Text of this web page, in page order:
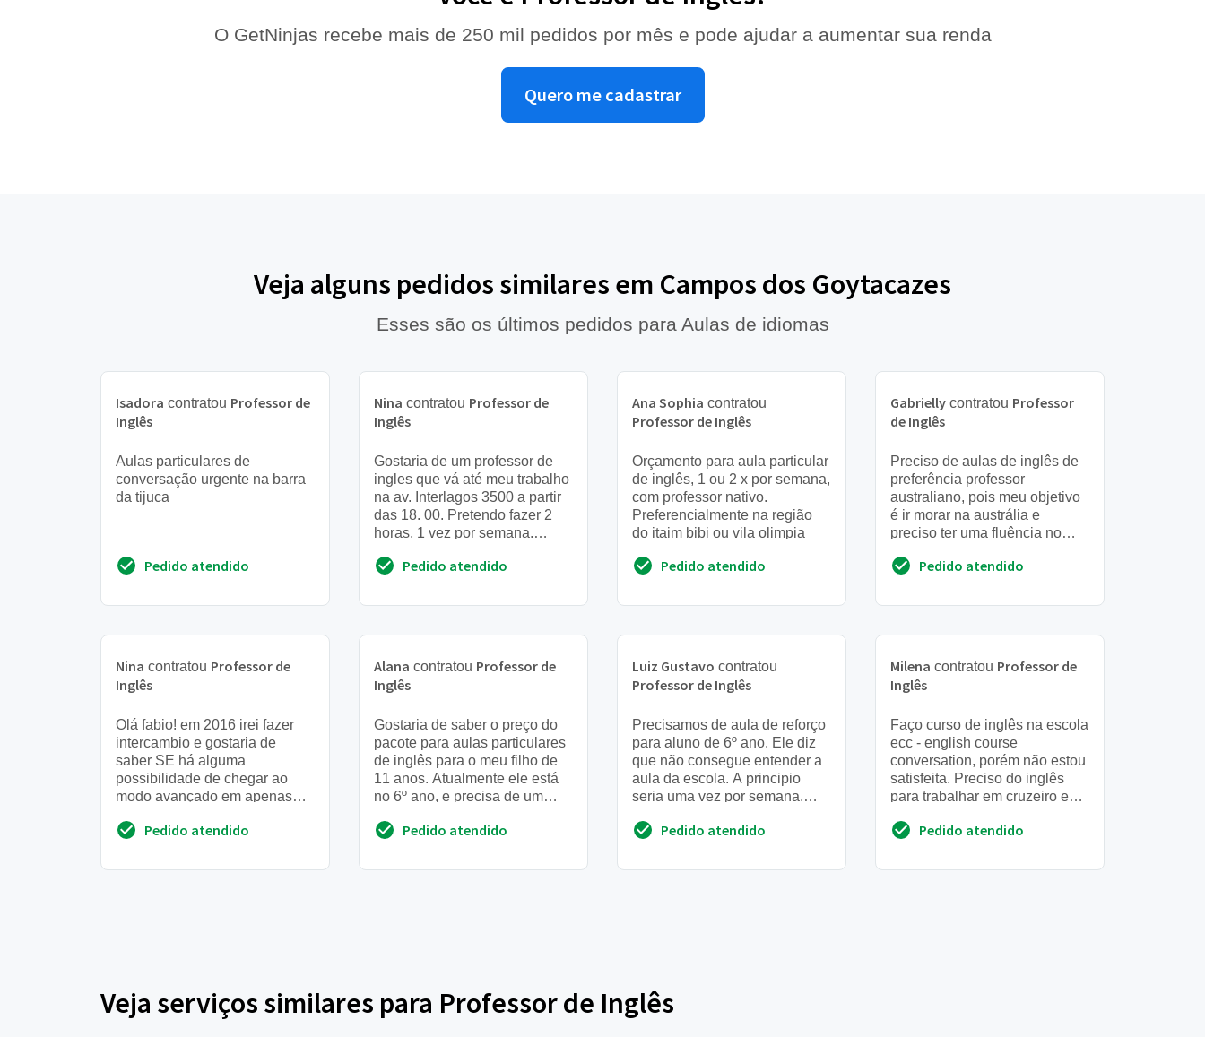
O GetNinjas recebe mais de 250 mil pedidos por mês e pode ajudar a aumentar sua renda
Quero me cadastrar
Veja alguns pedidos similares em Campos dos Goytacazes
Esses são os últimos pedidos para Aulas de idiomas
Isadora contratou Professor de
Inglês
Aulas particulares de
conversação urgente na barra
da tijuca
Pedido atendido
Nina contratou Professor de
Inglês
Gostaria de um professor de
ingles que vá até meu trabalho
na av. Interlagos 3500 a partir
das 18. 00. Pretendo fazer 2
horas, 1 vez por semana.
participarão desta aula
Pedido atendido
Ana Sophia contratou
Professor de Inglês
Orçamento para aula particular
de inglês, 1 ou 2 x por semana,
com professor nativo.
Preferencialmente na região
do itaim bibi ou vila olimpia
Pedido atendido
Gabrielly contratou Professor
de Inglês
Preciso de aulas de inglês de
preferência professor
australiano, pois meu objetivo
é ir morar na austrália e
preciso ter uma fluência no
exame ielts ainda este...
Pedido atendido
Nina contratou Professor de
Inglês
Olá fabio! em 2016 irei fazer
intercambio e gostaria de
saber SE há alguma
possibilidade de chegar ao
modo avançado em apenas
Pedido atendido
Alana contratou Professor de
Inglês
Gostaria de saber o preço do
pacote para aulas particulares
de inglês para o meu filho de
11 anos. Atualmente ele está
no 6º ano, e precisa de um
acompanhar a matér...
Pedido atendido
Luiz Gustavo contratou
Professor de Inglês
Precisamos de aula de reforço
para aluno de 6º ano. Ele diz
que não consegue entender a
aula da escola. A principio
seria uma vez por semana,
disponibilidade de horári...
Pedido atendido
Milena contratou Professor de
Inglês
Faço curso de inglês na escola
ecc - english course
conversation, porém não estou
satisfeita. Preciso do inglês
para trabalhar em cruzeiro e
dificuldades de faze...
Pedido atendido
Veja serviços similares para Professor de Inglês